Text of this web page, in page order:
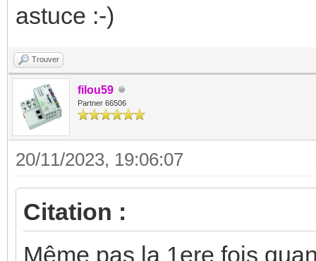
astuce :-)
Trouver
filou59
Partner 66506
20/11/2023, 19:06:07
Citation :
Même pas la 1ere fois